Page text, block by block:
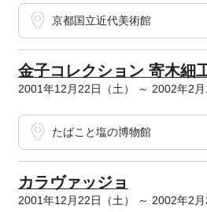
京都国立近代美術館
金子コレクション 寄木細
2001年12月22日（土） ～ 2002年2月
たばこと塩の博物館
カラヴァッジョ
2001年12月22日（土） ～ 2002年2月